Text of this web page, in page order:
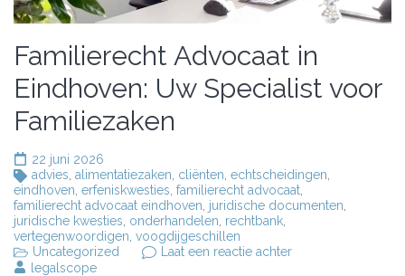
Familierecht Advocaat in
Eindhoven: Uw Specialist voor
Familiezaken
22 juni 2026
advies alimentatiezaken cliënten echtscheidingen
eindhoven erfeniskwesties familierecht advocaat
familierecht advocaat eindhoven juridische documenten
juridische kwesties onderhandelen rechtbank
vertegenwoordigen voogdijgeschillen
Uncategorized
Laat een reactie achterop
legalscope